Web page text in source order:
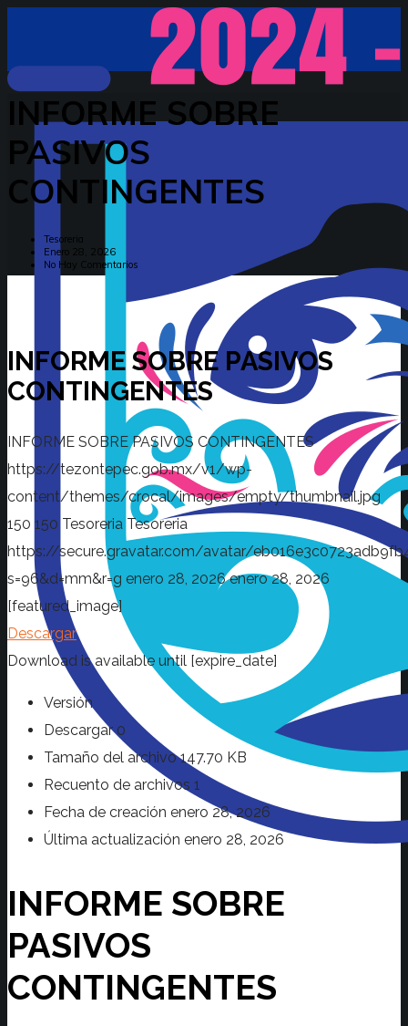
INFORME SOBRE
PASIVOS
CONTINGENTES
Tesoreria
Enero 28, 2026
No Hay Comentarios
INFORME SOBRE PASIVOS
CONTINGENTES
INFORME SOBRE PASIVOS CONTINGENTES
https://tezontepec.gob.mx/v1/wp-
content/themes/crocal/images/empty/thumbnail.jpg
150 150 Tesoreria Tesoreria
https://secure.gravatar.com/avatar/
s=96&d=mm&r=g enero 28, 2026 enero 28, 2026
[featured_image]
Descargar
Download is available until [expire_date]
Versión
Descargar0
Tamaño del archivo147.70 KB
Recuento de archivos 1
Fecha de creación enero 28, 2026
Última actualización enero 28, 2026
INFORME SOBRE
PASIVOS
CONTINGENTES